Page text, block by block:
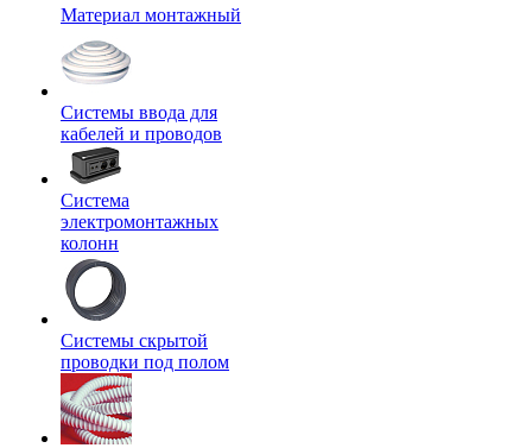
Материал монтажный
Системы ввода для
кабелей и проводов
Система
электромонтажных
колонн
Системы скрытой
проводки под полом